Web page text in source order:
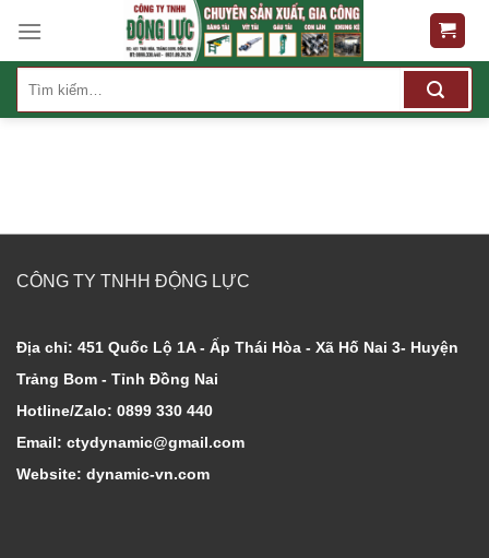
content
kiếm:
CÔNG TY TNHH ĐỘNG LỰC
Địa chỉ: 451 Quốc Lộ 1A - Ấp Thái Hòa - Xã Hố Nai 3- Huyện
Trảng Bom - Tỉnh Đồng Nai
Hotline/Zalo: 0899 330 440
Email: ctydynamic@gmail.com
Website: dynamic-vn.com